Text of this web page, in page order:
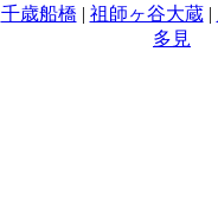
千歳船橋 | 祖師ヶ谷大蔵|
多見